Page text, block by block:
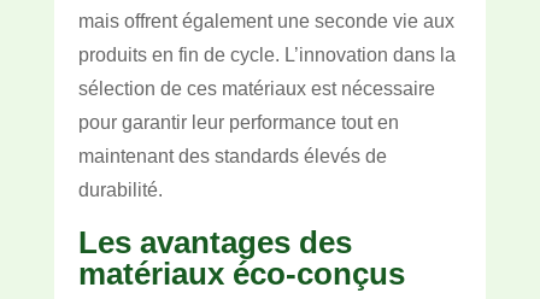
mais offrent également une seconde vie aux
produits en fin de cycle. L’innovation dans la
sélection de ces matériaux est nécessaire
pour garantir leur performance tout en
maintenant des standards élevés de
durabilité.
Les avantages des
matériaux éco-conçus